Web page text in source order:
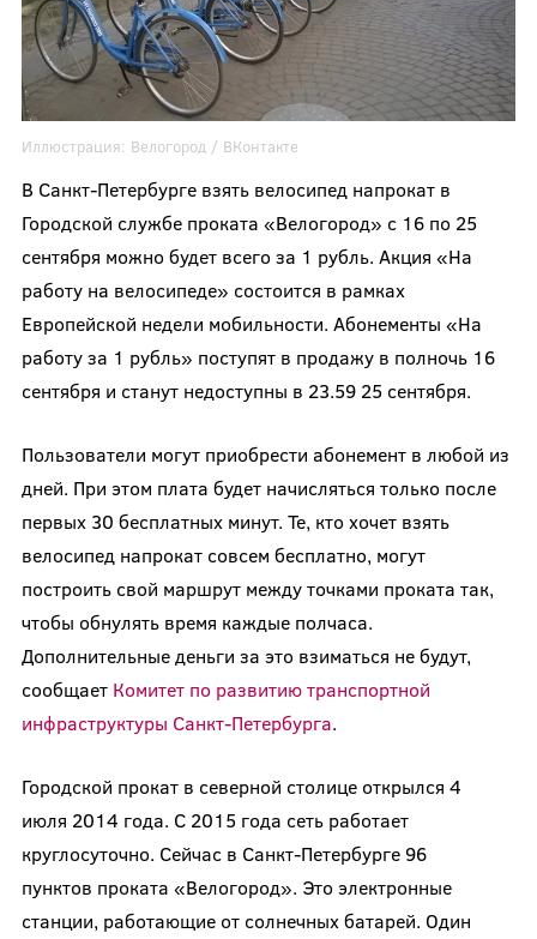
Иллюстрация: Велогород/ ВКонтакте
В Санкт-Петербурге взять велосипед напрокат в
Городской службе проката «Велогород» с 16 по 25
сентября можно будет всего за 1 рубль. Акция «На
работу на велосипеде» состоится в рамках
Европейской недели мобильности. Абонементы «На
работу за 1 рубль» поступят в продажу в полночь 16
сентября и станут недоступны в 23.59 25 сентября.
Пользователи могут приобрести абонемент в любой из
дней. При этом плата будет начисляться только после
первых 30 бесплатных минут. Те, кто хочет взять
велосипед напрокат совсем бесплатно, могут
построить свой маршрут между точками проката так,
чтобы обнулять время каждые полчаса.
Дополнительные деньги за это взиматься не будут,
сообщает Комитет по развитию транспортной
инфраструктуры Санкт-Петербурга.
Городской прокат в северной столице открылся 4
июля 2014 года. С 2015 года сеть работает
круглосуточно. Сейчас в Санкт-Петербурге 96
пунктов проката «Велогород». Это электронные
станции, работающие от солнечных батарей. Один